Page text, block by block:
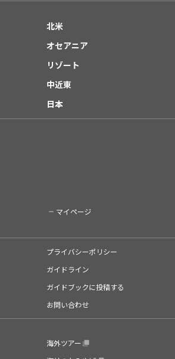
北米
オセアニア
リゾート
中近東
日本
マイページ
プライバシーポリシー
ガイドライン
ガイドブックに投稿する
お問い合わせ
海外ツアー